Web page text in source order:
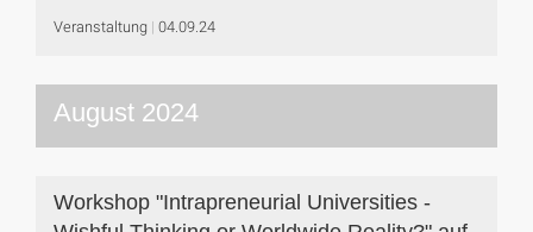
Veranstaltung 04.09.24
August 2024
Workshop "Intrapreneurial Universities -